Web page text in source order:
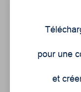
pour une
et